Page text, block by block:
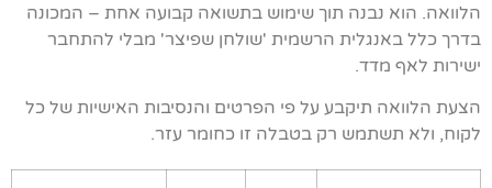
הלוואה. הוא נבנה תוך שימוש בתשואה קבועה אחת – המכונה
בדרך כלל באנגלית הרשמית 'שולחן שפיצר' מבלי להתחבר
ישירות לאף מדד.
הצעת הלוואה תיקבע על פי הפרטים והנסיבות האישיות של כל
לקוח, ולא תשתמש רק בטבלה זו כחומר עזר.